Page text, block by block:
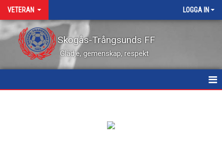
VETERAN LOGGA IN
Skogås-Trångsunds FF
Glädje, gemenskap, respekt